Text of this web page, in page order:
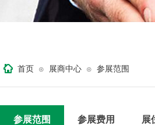
首页 ⊙ 展商中心 ⊙ 参展范围
参展范围 参展费用 展